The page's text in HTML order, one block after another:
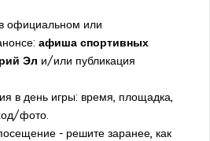
официальном или
афиша спортивных
Эл и/или публикация
в день игры: время, площадка,
фото.
- решите заранее, как